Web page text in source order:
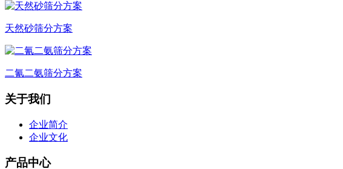
天然砂筛分方案
二氰二氨筛分方案
关于我们
企业简介
企业文化
产品中心